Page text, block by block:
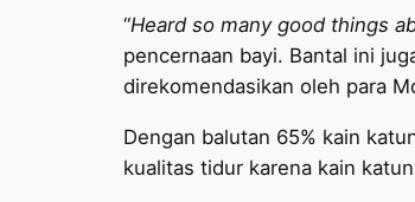
“Heard so many good things
pencernaan bayi. Bantal ini
direkomendasikan oleh para
Dengan balutan 65% kain
kualitas tidur karena kain